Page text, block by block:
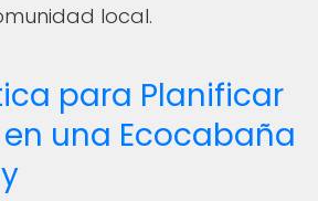
local.
para Planificar
una Ecocabaña